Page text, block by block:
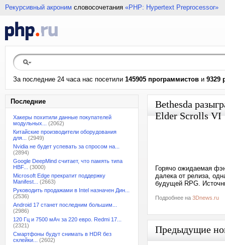
Рекурсивный акроним словосочетания «PHP: Hypertext Preprocessor»
За последние 24 часа нас посетили 145905 программистов и 9329
Последние
Хакеры похитили данные покупателей
модульных...
(2062)
Китайские производители оборудования
для...
(2949)
Nvidia не будет успевать за спросом на...
(2894)
Google DeepMind считает, что память типа
HBF...
(3000)
Microsoft Edge прекратит поддержку
Manifest...
(2663)
Руководить продажами в Intel назначен Дин...
(2536)
Android 17 станет последним большим...
(2986)
120 Гц и 7500 мАч за 220 евро. Redmi 17...
(2321)
Смартфоны будут снимать в HDR без
склейки...
(2602)
Bethesda
Elder Scrolls VI
Горячо ожидаемая
далека от релиза,
будущей RPG.
Подробнее на 3Dnews.ru
Предыдущие